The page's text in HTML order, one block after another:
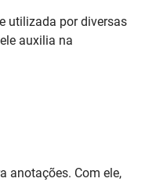
utilizada por diversas
auxilia na
anotações. Com ele,